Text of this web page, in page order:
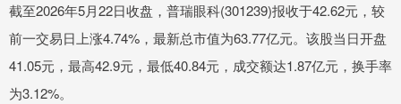
截至2026年5月22日收盘，普瑞眼科(301239)报收于42.62元，较
前一交易日上涨4.74%，最新总市值为63.77亿元。该股当日开盘
41.05元，最高42.9元，最低40.84元，成交额达1.87亿元，换手率
为3.12%。